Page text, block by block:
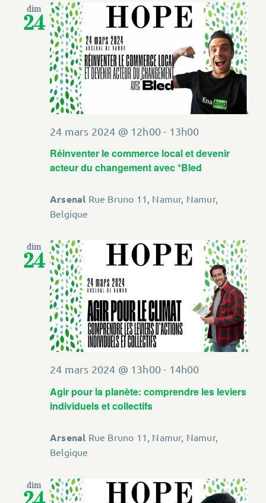
dim
24
Réinventer le commerce local et devenir
acteur du changement avec *Bled
24 mars 2024 @ 12h00- 13h00
Arsenal Rue Bruno 11, Namur, Namur,
Belgique
dim
24
Agir pour la planète: comprendre les leviers
individuels et collectifs
24 mars 2024 @ 13h00- 14h00
Arsenal Rue Bruno 11, Namur, Namur,
Belgique
dim